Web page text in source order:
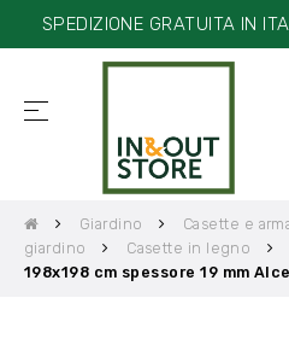
SPEDIZIONE GRATUITA IN
navigazione
☰
Giardino Casette e
giardino
Casette in legno
198x198 cm spessore 19 mm Alce